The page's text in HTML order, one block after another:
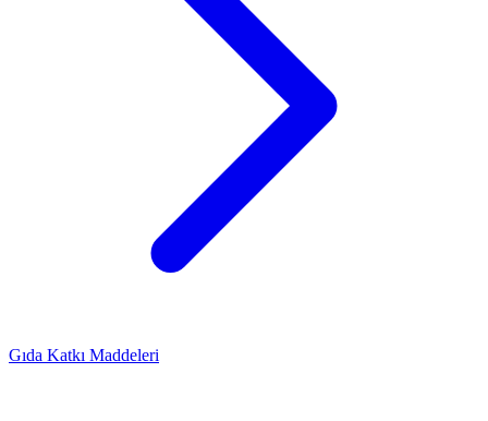
Gıda Katkı Maddeleri